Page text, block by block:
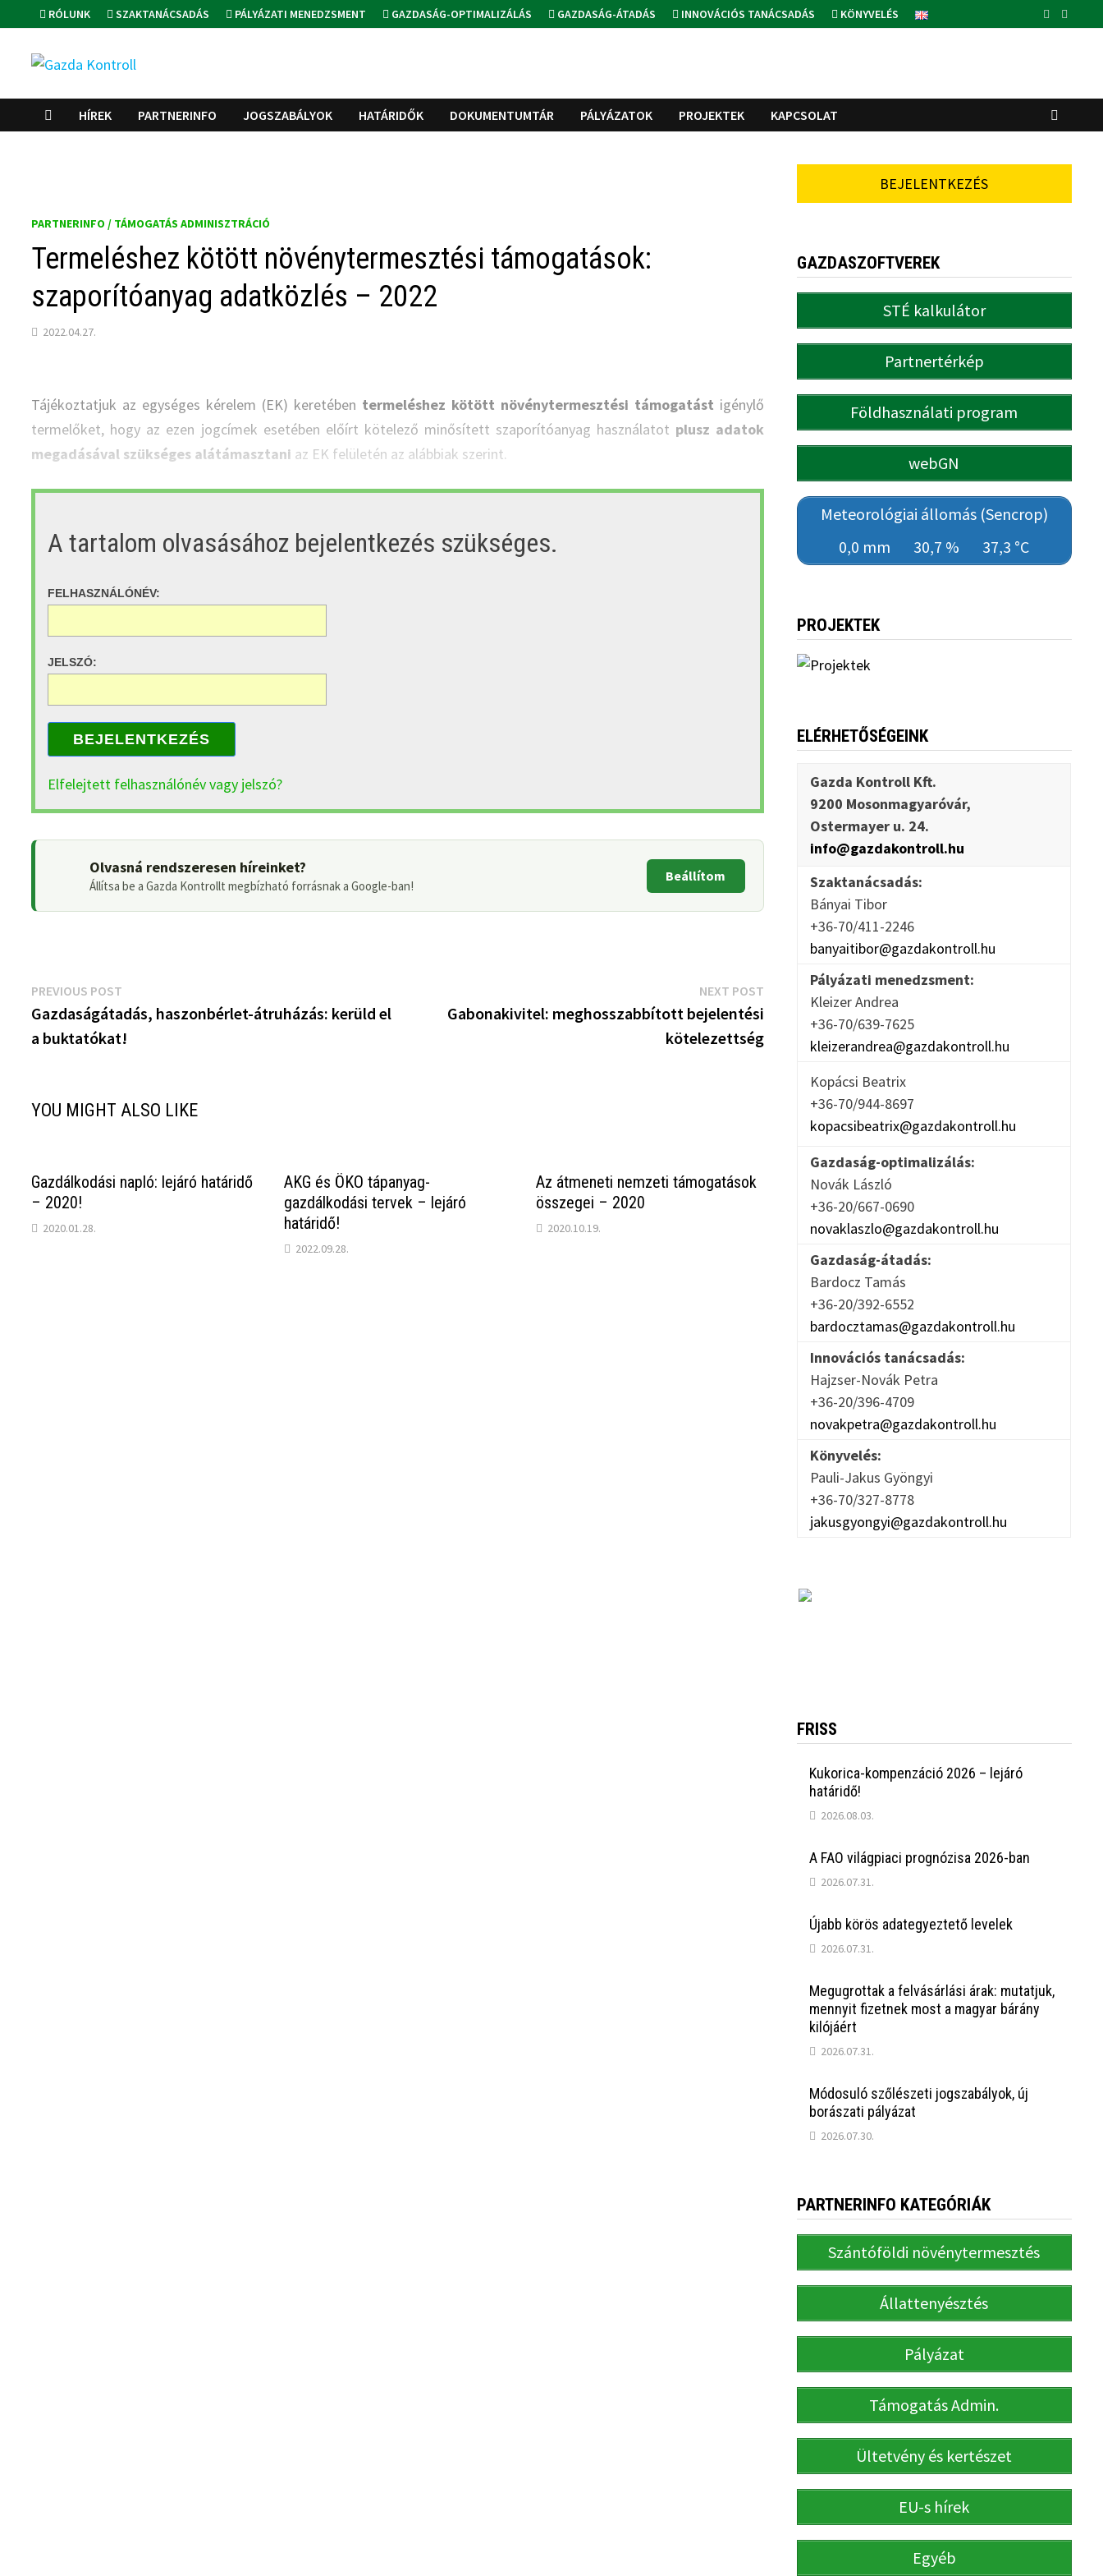
to
content
RÓLUNK SZAKTANÁCSADÁS PÁLYÁZATI MENEDZSMENT GAZDASÁG-OPTIMALIZÁLÁS GAZDASÁG-ÁTADÁS INNOVÁCIÓS TANÁCSADÁS KÖNYVELÉS
HÍREK PARTNERINFO JOGSZABÁLYOK HATÁRIDŐK DOKUMENTUMTÁR PÁLYÁZATOK PROJEKTEK KAPCSOLAT
PARTNERINFO / TÁMOGATÁS ADMINISZTRÁCIÓ
Termeléshez kötött növénytermesztési támogatások:
szaporítóanyag adatközlés – 2022
2022.04.27.
Tájékoztatjuk az egységes kérelem (EK) keretében termeléshez kötött növénytermesztési támogatást igénylő
termelőket, hogy az ezen jogcímek esetében előírt kötelező minősített szaporítóanyag használatot plusz adatok
megadásával szükséges alátámasztani az EK felületén az alábbiak szerint.
A tartalom olvasásához bejelentkezés szükséges.
FELHASZNÁLÓNÉV:
JELSZÓ:
BEJELENTKEZÉS
Elfelejtett felhasználónév vagy jelszó?
Olvasná rendszeresen híreinket?
Állítsa be a Gazda Kontrollt megbízható forrásnak a Google-ban!
Beállítom
Bejegyzés
navigáció
PREVIOUS POST
post:
Gazdaságátadás, haszonbérlet-átruházás: kerüld el
a buktatókat!
NEXT POSTNext
post:
Gabonakivitel: meghosszabbított bejelentési
kötelezettség
YOU MIGHT ALSO LIKE
Gazdálkodási napló: lejáró határidő
– 2020!
2020.01.28.
AKG és ÖKO tápanyag-
gazdálkodási tervek – lejáró
határidő!
2022.09.28.
Az átmeneti nemzeti támogatások
összegei – 2020
2020.10.19.
BEJELENTKEZÉS
GAZDASZOFTVEREK
STÉ kalkulátor
Partnertérkép
Földhasználati program
webGN
Meteorológiai állomás (Sencrop)
0,0 mm
30,7 % 37,3 °C
PROJEKTEK
ELÉRHETŐSÉGEINK
Gazda Kontroll Kft.
9200 Mosonmagyaróvár,
Ostermayer u. 24.
info@gazdakontroll.hu
Szaktanácsadás:
Bányai Tibor
+36-70/411-2246
banyaitibor@gazdakontroll.hu
Pályázati menedzsment:
Kleizer Andrea
+36-70/639-7625
kleizerandrea@gazdakontroll.hu
Kopácsi Beatrix
+36-70/944-8697
kopacsibeatrix@gazdakontroll.hu
Gazdaság-optimalizálás:
Novák László
+36-20/667-0690
novaklaszlo@gazdakontroll.hu
Gazdaság-átadás:
Bardocz Tamás
+36-20/392-6552
bardocztamas@gazdakontroll.hu
Innovációs tanácsadás:
Hajzser-Novák Petra
+36-20/396-4709
novakpetra@gazdakontroll.hu
Könyvelés:
Pauli-Jakus Gyöngyi
+36-70/327-8778
jakusgyongyi@gazdakontroll.hu
FRISS
Kukorica-kompenzáció 2026 – lejáró
határidő!
2026.08.03.
A FAO világpiaci prognózisa 2026-ban
2026.07.31.
Újabb körös adategyeztető levelek
2026.07.31.
Megugrottak a felvásárlási árak: mutatjuk,
mennyit fizetnek most a magyar bárány
kilójáért
2026.07.31.
Módosuló szőlészeti jogszabályok, új
borászati pályázat
2026.07.30.
PARTNERINFO KATEGÓRIÁK
Szántóföldi növénytermesztés
Állattenyésztés
Pályázat
Támogatás Admin.
Ültetvény és kertészet
EU-s hírek
Egyéb